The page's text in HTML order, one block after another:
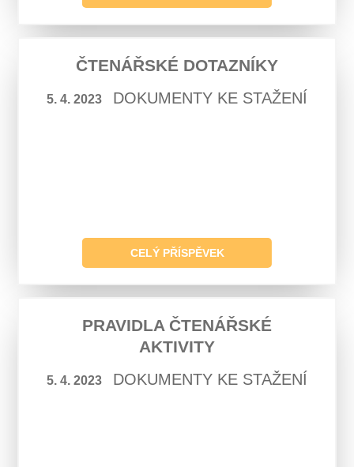
ČTENÁŘSKÉ DOTAZNÍKY
5. 4. 2023 DOKUMENTY KE STAŽENÍ
CELÝ PŘÍSPĚVEK
PRAVIDLA ČTENÁŘSKÉ
AKTIVITY
5. 4. 2023 DOKUMENTY KE STAŽENÍ